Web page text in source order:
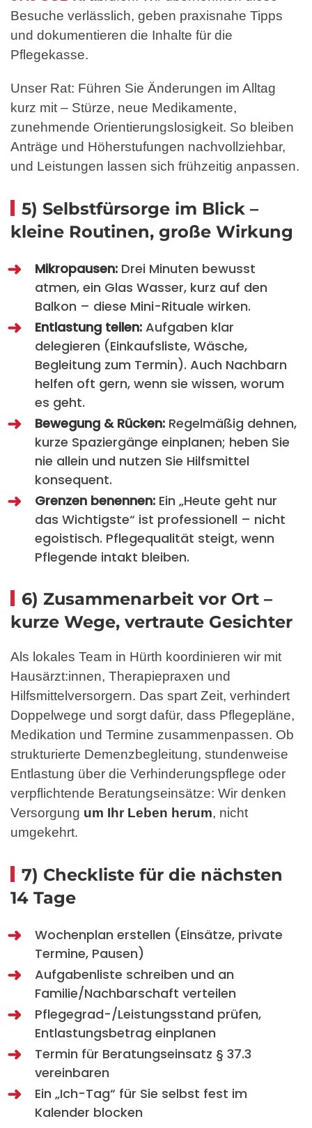
Besuche verlässlich, geben praxisnahe Tipps
und dokumentieren die Inhalte für die
Pflegekasse.
Unser Rat: Führen Sie Änderungen im Alltag
kurz mit – Stürze, neue Medikamente,
zunehmende Orientierungslosigkeit. So bleiben
Anträge und Höherstufungen nachvollziehbar,
und Leistungen lassen sich frühzeitig anpassen.
5) Selbstfürsorge im Blick –
kleine Routinen, große Wirkung
Mikropausen: Drei Minuten bewusst
atmen, ein Glas Wasser, kurz auf den
Balkon – diese Mini-Rituale wirken.
Entlastung teilen: Aufgaben klar
delegieren (Einkaufsliste, Wäsche,
Begleitung zum Termin). Auch Nachbarn
helfen oft gern, wenn sie wissen, worum
es geht.
Bewegung & Rücken: Regelmäßig dehnen,
kurze Spaziergänge einplanen; heben Sie
nie allein und nutzen Sie Hilfsmittel
konsequent.
Grenzen benennen: Ein „Heute geht nur
das Wichtigste“ ist professionell – nicht
egoistisch. Pflegequalität steigt, wenn
Pflegende intakt bleiben.
6) Zusammenarbeit vor Ort –
kurze Wege, vertraute Gesichter
Als lokales Team in Hürth koordinieren wir mit
Hausärzt:innen, Therapiepraxen und
Hilfsmittelversorgern. Das spart Zeit, verhindert
Doppelwege und sorgt dafür, dass Pflegepläne,
Medikation und Termine zusammenpassen. Ob
strukturierte Demenzbegleitung, stundenweise
Entlastung über die Verhinderungspflege oder
verpflichtende Beratungseinsätze: Wir denken
Versorgung um Ihr Leben herum, nicht
umgekehrt.
7) Checkliste für die nächsten
14 Tage
Wochenplan erstellen (Einsätze, private
Termine, Pausen)
Aufgabenliste schreiben und an
Familie/Nachbarschaft verteilen
Pflegegrad-/Leistungsstand prüfen,
Entlastungsbetrag einplanen
Termin für Beratungseinsatz § 37.3
vereinbaren
Ein „Ich-Tag“ für Sie selbst fest im
Kalender blocken